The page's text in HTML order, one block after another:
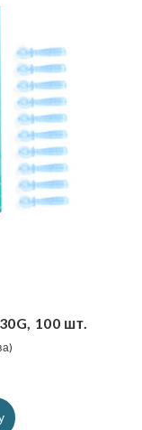
100 шт.